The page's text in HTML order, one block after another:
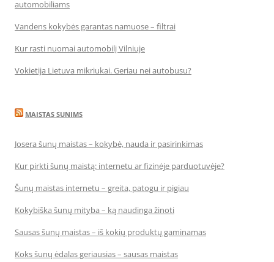
automobiliams
Vandens kokybės garantas namuose – filtrai
Kur rasti nuomai automobilį Vilniuje
Vokietija Lietuva mikriukai. Geriau nei autobusu?
MAISTAS SUNIMS
Josera šunų maistas – kokybė, nauda ir pasirinkimas
Kur pirkti šunų maistą: internetu ar fizinėje parduotuvėje?
Šunų maistas internetu – greita, patogu ir pigiau
Kokybiška šunų mityba – ką naudinga žinoti
Sausas šunų maistas – iš kokių produktų gaminamas
Koks šunų ėdalas geriausias – sausas maistas